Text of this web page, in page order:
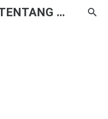
CERITA CHA TENTANG HAL BIASA